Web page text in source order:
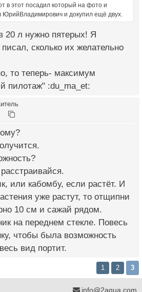
в этот посадил который на фото и
ЮрийВладимирович и докупил ещё двух.
20 л нужно пятерых! Я
сколько их желательно
то теперь- максимум
пилотаж" :du_ma_et:
или кабомбу, если растёт. И
уже растут, то отщипни
10 см и сажай рядом.
на переднем стекле. Повесь
чтобы была возможность
вид портит.
1 2 3
info@2aqua.com